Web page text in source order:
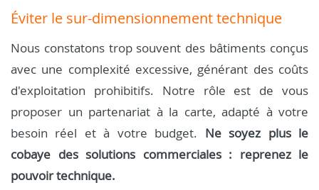
Éviter le sur-dimensionnement technique
Nous constatons trop souvent des bâtiments conçus
avec une complexité excessive, générant des coûts
d'exploitation prohibitifs. Notre rôle est de vous
proposer un partenariat à la carte, adapté à votre
besoin réel et à votre budget. Ne soyez plus le
cobaye des solutions commerciales : reprenez le
pouvoir technique.